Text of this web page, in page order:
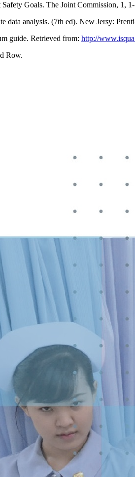
Goals. The Joint Commission, 1,
analysis. (7th ed). New Jersy:
guide. Retrieved from: http://
Row.